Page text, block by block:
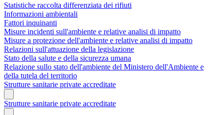
Statistiche raccolta differenziata dei rifiuti
Informazioni ambientali
Fattori inquinanti
Misure incidenti sull'ambiente e relative analisi di impatto
Misure a protezione dell'ambiente e relative analisi di impatto
Relazioni sull'attuazione della legislazione
Stato della salute e della sicurezza umana
Relazione sullo stato dell'ambiente del Ministero dell'Ambiente e
della tutela del territorio
Strutture sanitarie private accreditate
Strutture sanitarie private accreditate